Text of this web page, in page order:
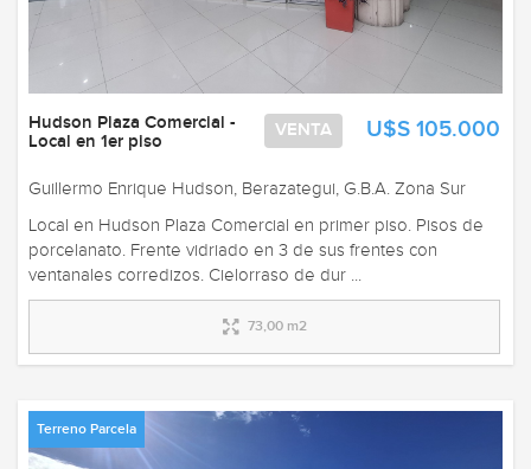
U$S 105.000
VENTA
Hudson Plaza Comercial -
Local en 1er piso
Guillermo Enrique Hudson, Berazategui, G.B.A. Zona Sur
Local en Hudson Plaza Comercial en primer piso. Pisos de
porcelanato. Frente vidriado en 3 de sus frentes con
ventanales corredizos. Cielorraso de dur ...
73,00 m2
Terreno Parcela